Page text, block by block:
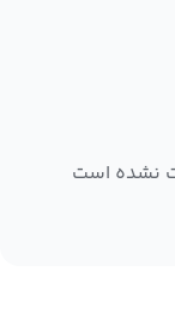
نشده است